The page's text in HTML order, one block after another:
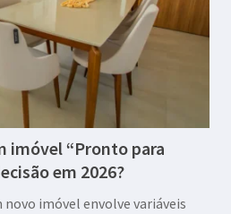
imóvel “Pronto para
em 2026?
novo imóvel envolve variáveis